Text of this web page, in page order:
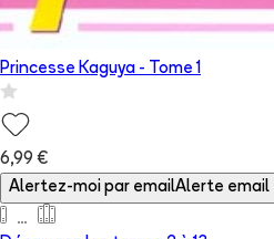
Princesse Kaguya - Tome 1
6,99 €
Alertez-moi par emailAlerte email